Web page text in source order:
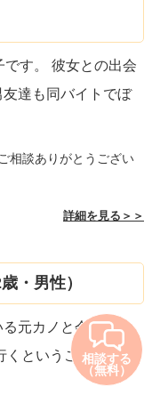
す。 彼女との出会
達も同バイトでぼ
ご相談ありがとうござい
詳細を見る＞＞
・男性）
元カノと会いま
ということで会う
相談する
（無料）